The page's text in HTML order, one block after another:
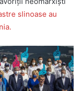
slinoase au